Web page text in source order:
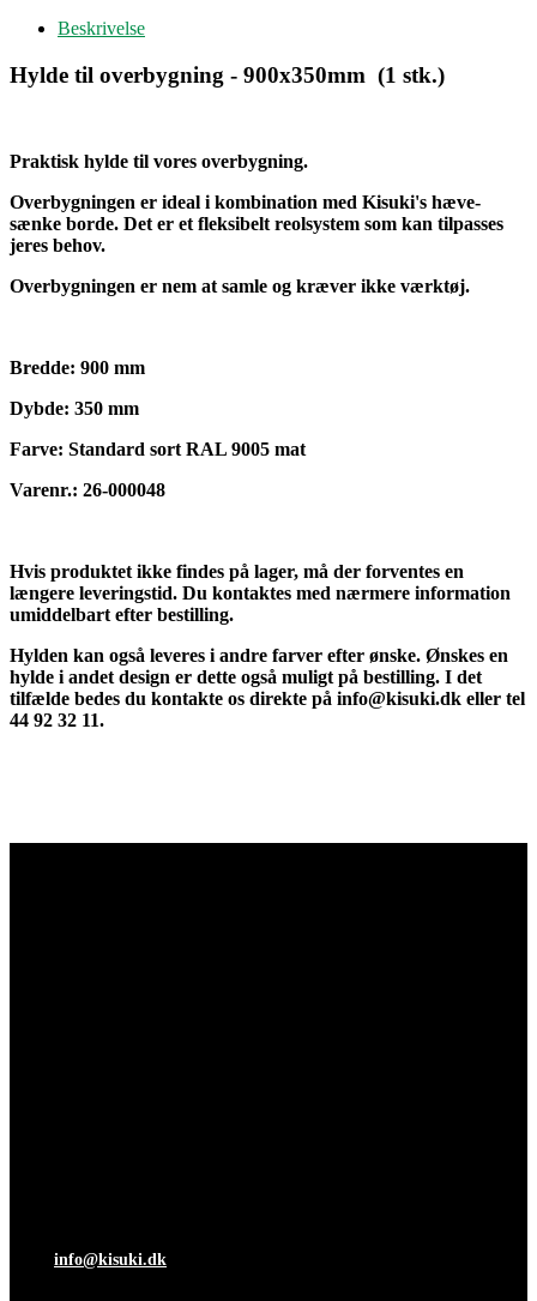
Beskrivelse
Hylde til overbygning - 900x350mm (1 stk.)
Praktisk hylde til vores overbygning.
Overbygningen er ideal i kombination med Kisuki's hæve-
sænke borde. Det er et fleksibelt reolsystem som kan tilpasses
jeres behov.
Overbygningen er nem at samle og kræver ikke værktøj.
Bredde: 900 mm
Dybde: 350 mm
Farve: Standard sort RAL 9005 mat
Varenr.: 26-000048
Hvis produktet ikke findes på lager, må der forventes en
længere leveringstid. Du kontaktes med nærmere information
umiddelbart efter bestilling.
Hylden kan også leveres i andre farver efter ønske. Ønskes en
hylde i andet design er dette også muligt på bestilling. I det
tilfælde bedes du kontakte os direkte på info@kisuki.dk eller tel
44 92 32 11.
info@kisuki.dk